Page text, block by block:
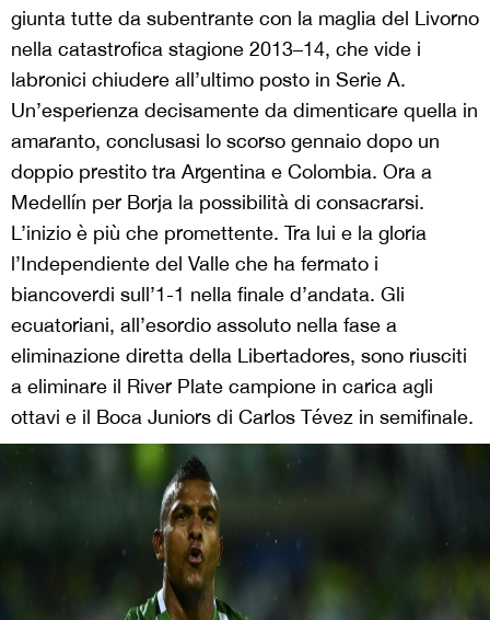
giunta tutte da subentrante con la maglia del Livorno
nella catastrofica stagione 2013–14, che vide i
labronici chiudere all’ultimo posto in Serie A.
Un’esperienza decisamente da dimenticare quella in
amaranto, conclusasi lo scorso gennaio dopo un
doppio prestito tra Argentina e Colombia. Ora a
Medellín per Borja la possibilità di consacrarsi.
L’inizio è più che promettente. Tra lui e la gloria
l’Independiente del Valle che ha fermato i
biancoverdi sull’1-1 nella finale d’andata. Gli
ecuatoriani, all’esordio assoluto nella fase a
eliminazione diretta della Libertadores, sono riusciti
a eliminare il River Plate campione in carica agli
ottavi e il Boca Juniors di Carlos Tévez in semifinale.